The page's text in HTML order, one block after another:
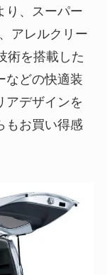
り、スーパー
アレルクリー
術を搭載した
などの快適装
アデザインを
もお買い得感